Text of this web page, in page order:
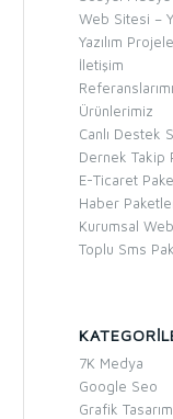
Web Sitesi –
Yazılım
İletişim
Ürünlerimiz
Canlı Destek
Dernek Takip
E-Ticaret
Haber
Kurumsal
Toplu Sms
7K Medya
Google Seo
Grafik Tasarım